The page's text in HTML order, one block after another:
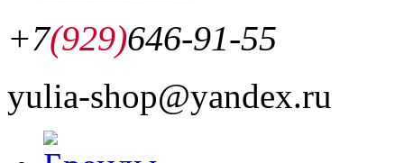
+7(929)646-91-55
yulia-shop@yandex.ru